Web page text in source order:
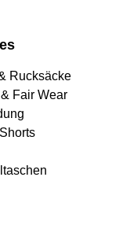
Rucksäcke
Fair Wear